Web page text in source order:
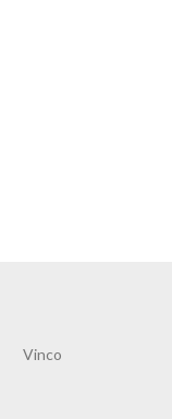
Vinco